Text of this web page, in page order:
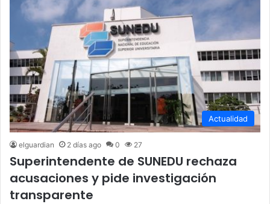
Actualidad
elguardian 2 días ago 0 27
Superintendente de SUNEDU rechaza
acusaciones y pide investigación
transparente